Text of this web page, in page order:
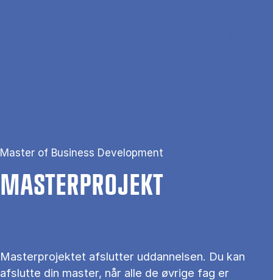
Master of Business Development
MA­STER­PRO­JEKT
Masterprojektet afslutter uddannelsen. Du kan
afslutte din master, når alle de øvrige fag er